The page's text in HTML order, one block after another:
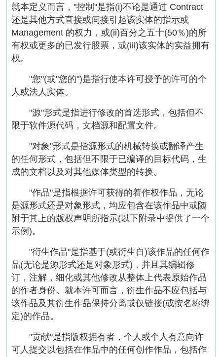
就本定义而言，"控制"是指(i)不论是通过 Contract
还是其他方式直接或间接引起该实体的指示或
Management 的权力，或(ii)百分之五十(50％)的所
有权或更多的已发行股票，或(iii)该实体的实益拥有
权。
"您"(或"您的")是指行使本许可授予的许可的个
人或法人实体。
"源"形式是指进行修改的首选形式，包括但不
限于软件源代码，文档源和配置文件。
"对象"形式是指源形式的机械转换或翻译产生
的任何形式，包括但不限于已编译的目标代码，生
成的文档以及对其他媒体类型的转换。
"作品"是指根据许可获得的着作权作品，无论
是源形式还是对象形式，均应包含在该作品中或随
附于其上的版权声明所指示(以下附录中提供了一个
示例)。
"衍生作品"是指基于(或衍生自)该作品的任何作
品(无论是源形式还是对象形式)，并且其编辑修
订，注解，细化或其他修改从整体上代表原始作品
的作者身份。就本许可而言，衍生作品不应包括与
该作品及其衍生作品保持分离或仅链接(或按名称绑
定)的作品。
"贡献"是指版权拥有者，个人或个人有意向许
可人提交以包括在作品中的任何创作作品，包括作